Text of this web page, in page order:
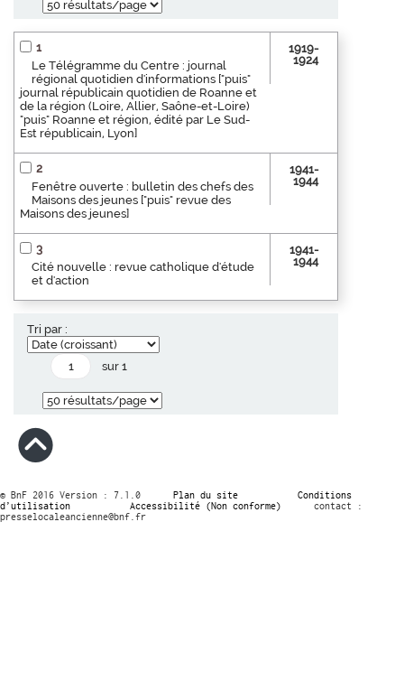
1
Le Télégramme du Centre : journal
régional quotidien d'informations ["puis"
journal républicain quotidien de Roanne et
de la région (Loire, Allier, Saône-et-Loire)
"puis" Roanne et région, édité par Le Sud-
Est républicain, Lyon]
1919-
1924
2
Fenêtre ouverte : bulletin des chefs des
Maisons des jeunes ["puis" revue des
Maisons des jeunes]
1941-
1944
3
Cité nouvelle : revue catholique d'étude
et d'action
1941-
1944
Tri par :
sur 1
© BnF 2016 Version : 7.1.0 Plan du site
Conditions
d’utilisation
Accessibilité (Non conforme)
contact :
presselocaleancienne@bnf.fr